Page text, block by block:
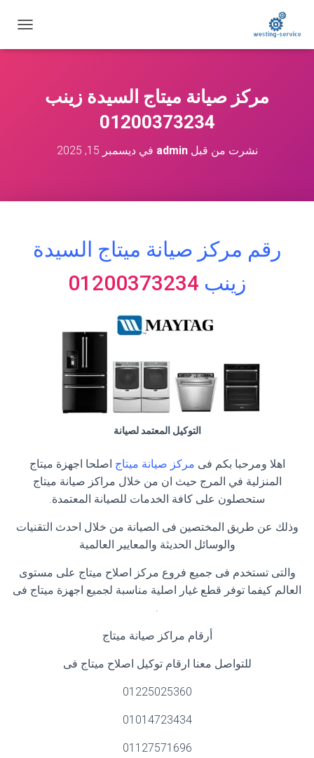
ب
مركز صيانة ميتاج السيدة زينب
01200373234
نشرت من قبلadmin فيديسمبر 15, 2025
رقم مركز صيانة ميتاج السيدة
زينب 01200373234
التوكيل المعتمد لصيانة
اهلا ومرحبا بكم فى مركز صيانة ميتاج اصلحا اجهزة ميتاج
المنزلية في المرج حيث ان من خلال مراكز صيانة ميتاج
ستحصلون على كافة الخدمات للصيانة المعتمدة.
وذلك عن طريق المختصين فى الصيانة من خلال احدث التقنيات
والوسائل الحديثة والمعايير العالمية
والتى تستخدم فى جميع فروع مركز اصلاح ميتاج على مستوى
العالم كيفما توفر قطع غيار اصلية مناسبة لجميع اجهزة ميتاج فى
.
أرقام مراكز صيانة ميتاج
للتواصل معنا ارقام توكيل اصلاح ميتاج فى
01225025360
01014723434
01127571696